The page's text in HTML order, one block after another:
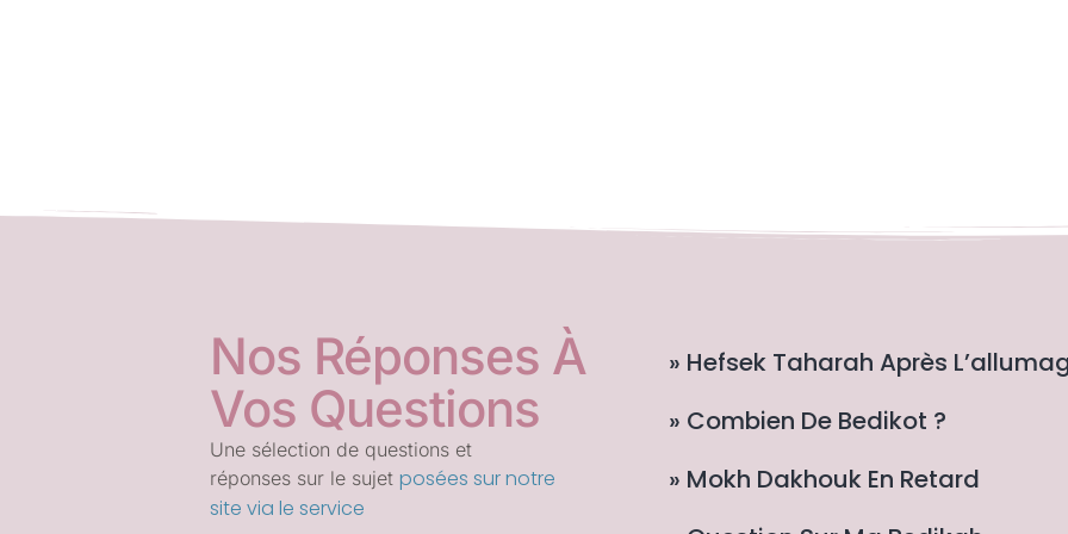
Nos Réponses À
Vos Questions
Une sélection de questions et
réponses sur le sujet posées sur notre
site via le service
» Hefsek Taharah Après
» Combien De Bedikot ?
» Mokh Dakhouk En Retard